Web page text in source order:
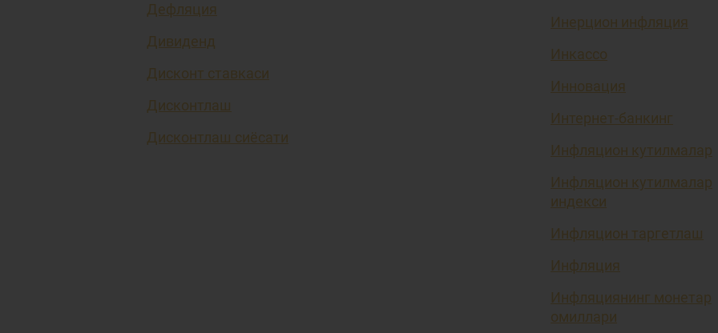
Дефляция
Дивиденд
Дисконт ставкаси
Дисконтлаш
Дисконтлаш сиёсати
Инерцион инфляция
Инкассо
Инновация
Интернет-банкинг
Инфляцион кутилмалар
Инфляцион кутилмалар
индекси
Инфляцион таргетлаш
Инфляция
Инфляциянинг монетар
омиллари